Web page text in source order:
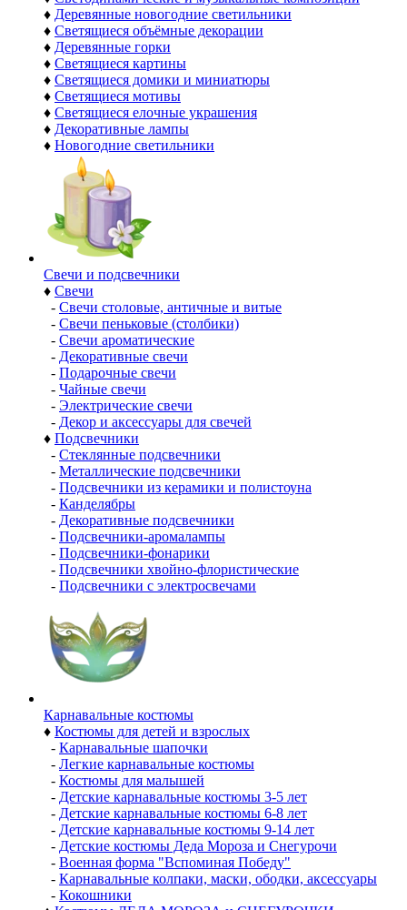
♦ Деревянные новогодние светильники
♦ Светящиеся объёмные декорации
♦ Деревянные горки
♦ Светящиеся картины
♦ Светящиеся домики и миниатюры
♦ Светящиеся мотивы
♦ Светящиеся елочные украшения
♦ Декоративные лампы
♦ Новогодние светильники
Свечи и подсвечники
♦ Свечи
- Свечи столовые, античные и витые
- Свечи пеньковые (столбики)
- Свечи ароматические
- Декоративные свечи
- Подарочные свечи
- Чайные свечи
- Электрические свечи
- Декор и аксессуары для свечей
♦ Подсвечники
- Стеклянные подсвечники
- Металлические подсвечники
- Подсвечники из керамики и полистоуна
- Канделябры
- Декоративные подсвечники
- Подсвечники-аромалампы
- Подсвечники-фонарики
- Подсвечники хвойно-флористические
- Подсвечники с электросвечами
Карнавальные костюмы
♦ Костюмы для детей и взрослых
- Карнавальные шапочки
- Легкие карнавальные костюмы
- Костюмы для малышей
- Детские карнавальные костюмы 3-5 лет
- Детские карнавальные костюмы 6-8 лет
- Детские карнавальные костюмы 9-14 лет
- Детские костюмы Деда Мороза и Снегурочи
- Военная форма "Вспоминая Победу"
- Карнавальные колпаки, маски, ободки, аксессуары
- Кокошники